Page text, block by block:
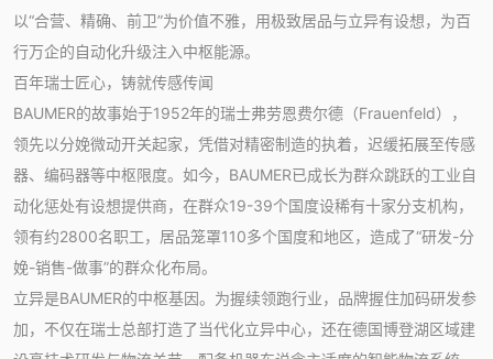
以“合营、精确、前卫”为价值不雅，用极致居品与立异有设想，为百
行万企的自动化升级注入中枢能源。
百年瑞士匠心，铸就传感传闻
BAUMER的故事始于1952年的瑞士弗劳恩费尔德（Frauenfeld），
领先以分娩微动开关起家，凭借对精密制造的执着，迟缓拓展至传感
器、编码器等中枢限度。如今，BAUMER已成长为群众跳跃的工业自
动化惩处有设想提供商，在群众19-39个国度设稀有十家分支机构，
领有约2800名职工，居品笼罩110多个国度和地区，造成了“研发-分
娩-销售-做事”的群众化布局。
立异是BAUMER的中枢基因。为握续领跑行业，品牌握住加码研发参
加，不仅在瑞士总部打造了当代化立异中心，还在德国博登湖区域建